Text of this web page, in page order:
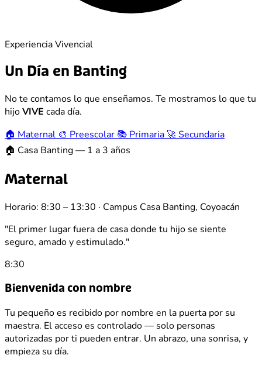
Experiencia Vivencial
Un Día en Banting
No te contamos lo que enseñamos. Te mostramos lo que tu
hijoVIVE cada día.
🏠 Maternal 🎨 Preescolar 📚 Primaria 🚀Secundaria
🏠 Casa Banting — 1 a 3 años
Maternal
Horario: 8:30 – 13:30 · Campus Casa Banting, Coyoacán
"El primer lugar fuera de casa donde tu hijo se siente
seguro, amado y estimulado."
8:30
Bienvenida con nombre
Tu pequeño es recibido por nombre en la puerta por su
maestra. El acceso es controlado — solo personas
autorizadas por ti pueden entrar. Un abrazo, una sonrisa, y
empieza su día.